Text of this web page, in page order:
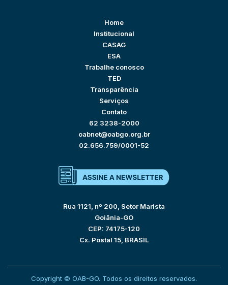
Home
Institucional
CASAG
ESA
Trabalhe conosco
TED
Transparência
Serviços
Contato
62 3238-2000
oabnet@oabgo.org.br
02.656.759/0001-52
Rua 1121, nº 200, Setor Marista
Goiânia-GO
CEP: 74175-120
Cx. Postal 15, BRASIL
Copyright © OAB-GO. Todos os direitos reservados.